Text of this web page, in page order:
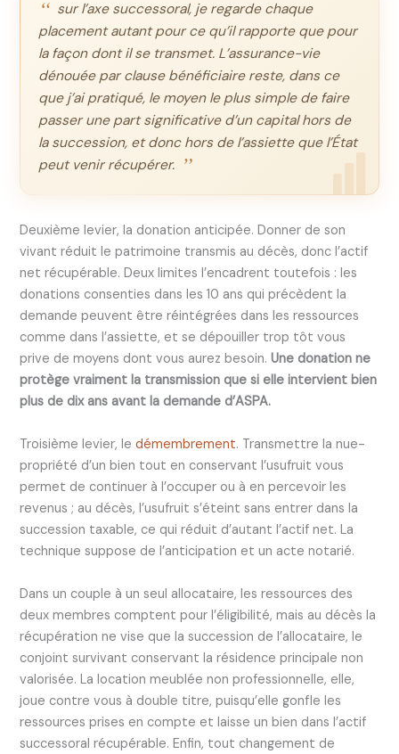
sur l’axe successoral, je regarde chaque
placement autant pour ce qu’il rapporte que pour
la façon dont il se transmet. L’assurance-vie
dénouée par clause bénéficiaire reste, dans ce
que j’ai pratiqué, le moyen le plus simple de faire
passer une part significative d’un capital hors de
la succession, et donc hors de l’assiette que l’État
peut venir récupérer.
Deuxième levier, la donation anticipée. Donner de son
vivant réduit le patrimoine transmis au décès, donc l’actif
net récupérable. Deux limites l’encadrent toutefois : les
donations consenties dans les 10 ans qui précèdent la
demande peuvent être réintégrées dans les ressources
comme dans l’assiette, et se dépouiller trop tôt vous
prive de moyens dont vous aurez besoin.Une donation ne
protège vraiment la transmission que si elle intervient bien
plus de dix ans avant la demande d’ASPA.
Troisième levier, ledémembrement. Transmettre la nue-
propriété d’un bien tout en conservant l’usufruit vous
permet de continuer à l’occuper ou à en percevoir les
revenus ; au décès, l’usufruit s’éteint sans entrer dans la
succession taxable, ce qui réduit d’autant l’actif net. La
technique suppose de l’anticipation et un acte notarié.
Dans un couple à un seul allocataire, les ressources des
deux membres comptent pour l’éligibilité, mais au décès la
récupération ne vise que la succession de l’allocataire, le
conjoint survivant conservant la résidence principale non
valorisée. La location meublée non professionnelle, elle,
joue contre vous à double titre, puisqu’elle gonfle les
ressources prises en compte et laisse un bien dans l’actif
successoral récupérable. Enfin, tout changement de